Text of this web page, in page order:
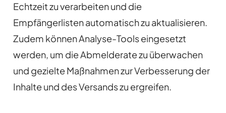
Echtzeit zu verarbeiten und die
Empfängerlisten automatisch zu aktualisieren.
Zudem können Analyse-Tools eingesetzt
werden, um die Abmelderate zu überwachen
und gezielte Maßnahmen zur Verbesserung der
Inhalte und des Versands zu ergreifen.